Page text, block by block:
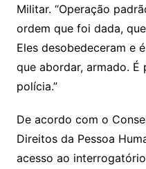
Militar. “Operação
ordem que foi dada,
Eles desobedeceram e
que abordar, armado. É
polícia.”
De acordo com o
Direitos da Pessoa
acesso ao